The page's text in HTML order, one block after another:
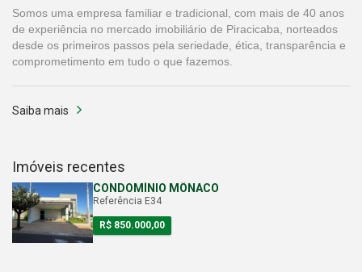
Somos uma empresa familiar e tradicional, com mais de 40 anos
de experiência no mercado imobiliário de Piracicaba, norteados
desde os primeiros passos pela seriedade, ética, transparência e
comprometimento em tudo o que fazemos.
Saiba mais
Imóveis recentes
CONDOMÍNIO MÔNACO
Referência E34
R$ 850.000,00